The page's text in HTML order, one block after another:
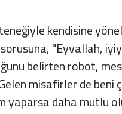
kendisine
"Eyvallah,
belirten robot,
misafirler de
yaparsa daha mutlu